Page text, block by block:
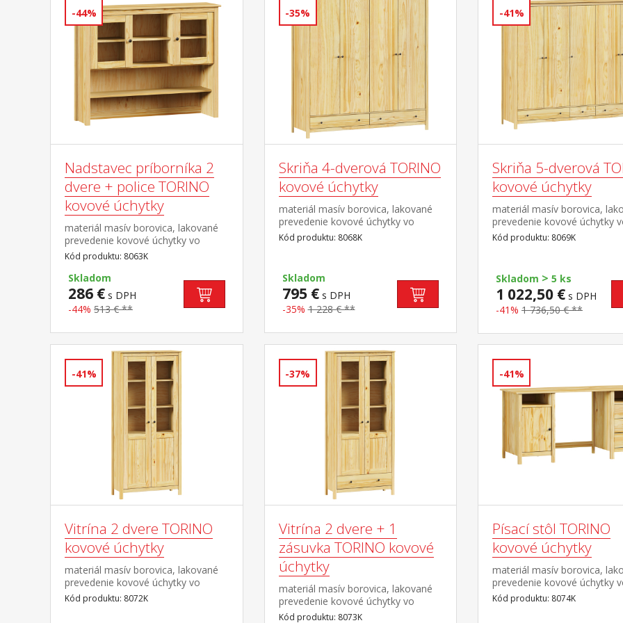
-44%
Nadstavec príborníka 2
dvere + police TORINO
kovové úchytky
materiál masív borovica, lakované
prevedenie kovové úchytky vo
farebnom prevedení černená
mosadz dvoje presklené
dvierka doplnok príborníka TORINO
8062K
Kód produktu: 8063K
Skladom
286 € s DPH
-44% 513 € **
-35%
Skriňa 4-dverová TORINO
kovové úchytky
materiál masív borovica, lakované
prevedenie kovové úchytky vo
farebnom prevedení černená
mosadz priestor delený na
tyč a polica na klobúky v pravej
polovici 3 police v spodnej časti 2
zásuvky s kovovými
pojazdmi odporúčaný nadstavec
Kód produktu: 8068K
Skladom
795 €s DPH
-35% 1 228 € **
-41%
Skriňa 5-dverová
kovové úchytky
materiál masív borovica,
prevedenie kovové úchytky
farebnom prevedení černená
mosadz priestor delený v
šatníková tyč a polica na
strednej úzkej časti 3 police
spodnej časti 3 zásuvky s
pojazdmi odporúčaný
Kód produktu: 8069K
Skladom > 5 ks
1 022,50 € s DPH
-41% 1 736,50 € **
-41%
Vitrína 2 dvere TORINO
kovové úchytky
materiál masív borovica, lakované
prevedenie kovové úchytky vo
farebnom prevedení černená
mosadz dvoje čiastočne presklené
Kód produktu: 8072K
-37%
Vitrína 2 dvere + 1
zásuvka TORINO kovové
úchytky
materiál masív borovica, lakované
prevedenie kovové úchytky vo
farebnom prevedení černená
Kód produktu: 8073K
-41%
Písací stôl TORINO
kovové úchytky
materiál masív borovica,
prevedenie kovové úchytky
farebnom prevedení černená
mosadz 2 otvorené police,
Kód produktu: 8074K